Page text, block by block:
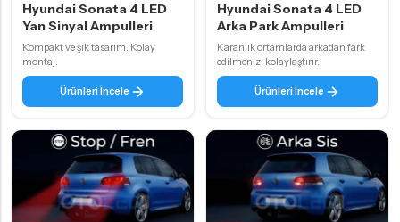
Hyundai Sonata 4 LED
Yan Sinyal Ampulleri
Kompakt ve şık tasarım. Kolay
montaj.
Ürünleri İncele
Hyundai Sonata 4 LED
Arka Park Ampulleri
Karanlık ortamlarda arkadan fark
edilmenizi kolaylaştırır.
Ürünleri İncele